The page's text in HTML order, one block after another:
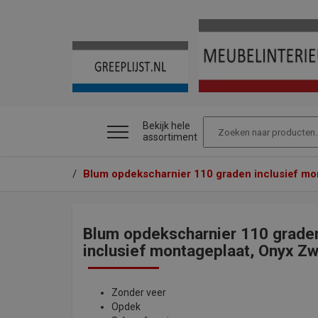
Bekijk hele
assortiment
/ Blum opdekscharnier 110 graden inclusief
Blum opdekscharnier 110
inclusief montageplaat, Onyx
Zonder veer
Opdek